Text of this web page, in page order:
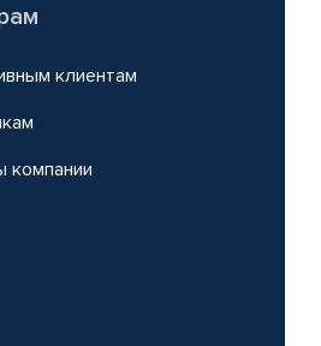
клиентам
компании